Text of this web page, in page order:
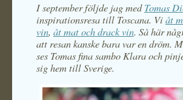
I september följde jag medTomas
inspirationsresa till Toscana. Viåt
vin, åt mat och drack vin. Så här
att resan kanske bara var en dröm.
ses Tomas fina sambo Klara och
sig hem till Sverige.